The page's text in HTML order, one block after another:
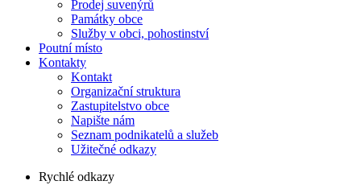
Prodej suvenýrů
Památky obce
Služby v obci, pohostinství
Poutní místo
Kontakty
Kontakt
Organizační struktura
Zastupitelstvo obce
Napište nám
Seznam podnikatelů a služeb
Užitečné odkazy
Rychlé odkazy